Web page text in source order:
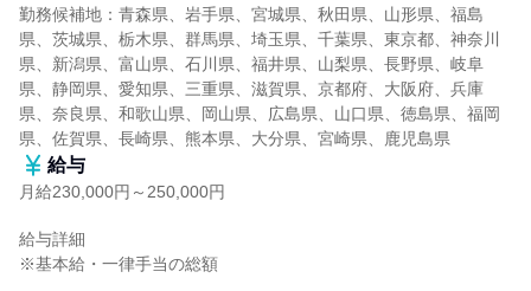
勤務候補地：青森県、岩手県、宮城県、秋田県、山形県、福島
県、茨城県、栃木県、群馬県、埼玉県、千葉県、東京都、神奈川
県、新潟県、富山県、石川県、福井県、山梨県、長野県、岐阜
県、静岡県、愛知県、三重県、滋賀県、京都府、大阪府、兵庫
県、奈良県、和歌山県、岡山県、広島県、山口県、徳島県、福岡
県、佐賀県、長崎県、熊本県、大分県、宮崎県、鹿児島県
給与
月給230,000円～250,000円
給与詳細
※基本給・一律手当の総額